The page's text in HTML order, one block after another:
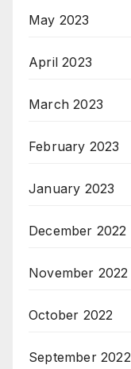
May 2023
April 2023
March 2023
February 2023
January 2023
December 2022
November 2022
October 2022
September 2022